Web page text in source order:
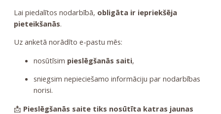
Lai piedalītos nodarbībā, obligāta ir iepriekšēja
pieteikšanās.
Uz anketā norādīto e-pastu mēs:
nosūtīsim pieslēgšanās saiti,
sniegsim nepieciešamo informāciju par nodarbības
norisi.
📩 Pieslēgšanās saite tiks nosūtīta katras jaunas